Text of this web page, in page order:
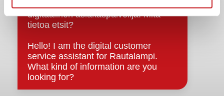
sopimukset
Asiakirjajulkisuuskuvaus
Evästeet
Saavutettavuusseloste
Tietosuoja
Tietosuojaselosteet